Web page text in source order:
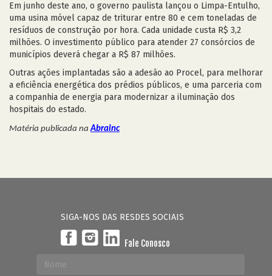
Em junho deste ano, o governo paulista lançou o Limpa-Entulho,
uma usina móvel capaz de triturar entre 80 e cem toneladas de
resíduos de construção por hora. Cada unidade custa R$ 3,2
milhões. O investimento público para atender 27 consórcios de
municípios deverá chegar a R$ 87 milhões.
Outras ações implantadas são a adesão ao Procel, para melhorar
a eficiência energética dos prédios públicos, e uma parceria com
a companhia de energia para modernizar a iluminação dos
hospitais do estado.
Matéria publicada naAbrainc
SIGA-NOS DAS RESDES SOCIAIS
Fale Conosco